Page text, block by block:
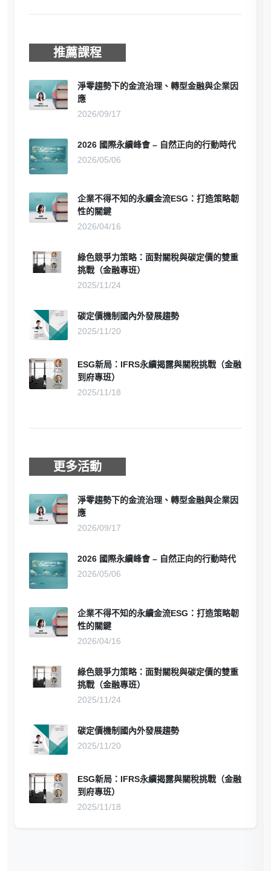
推薦課程
淨零趨勢下的金流治理、轉型金融與企業因
應
2026/09/17
2026 國際永續峰會 – 自然正向的行動時代
2026/05/06
企業不得不知的永續金流ESG：打造策略韌
性的關鍵
2026/04/16
綠色競爭力策略：面對關稅與碳定價的雙重
挑戰（金融專班）
2025/11/24
碳定價機制國內外發展趨勢
2025/11/20
ESG新局：IFRS永續揭露與關稅挑戰（金融
到府專班）
2025/11/18
更多活動
淨零趨勢下的金流治理、轉型金融與企業因
應
2026/09/17
2026 國際永續峰會 – 自然正向的行動時代
2026/05/06
企業不得不知的永續金流ESG：打造策略韌
性的關鍵
2026/04/16
綠色競爭力策略：面對關稅與碳定價的雙重
挑戰（金融專班）
2025/11/24
碳定價機制國內外發展趨勢
2025/11/20
ESG新局：IFRS永續揭露與關稅挑戰（金融
到府專班）
2025/11/18